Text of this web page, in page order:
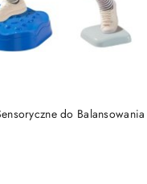
do Balansowania
KOSZYKA